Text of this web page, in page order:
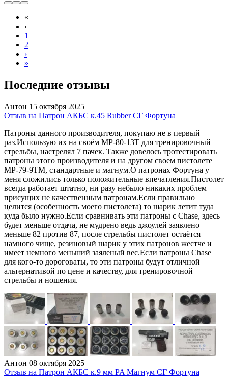
«
‹
1
2
›
»
Последние отзывы
Антон 15 октября 2025
Отзыв на Патрон АКБС к.45 Rubber СГ Фортуна
Патроны данного производителя, покупаю не в первый
раз.Использую их на своём МР-80-13Т для тренировочный
стрельбы, настрелял 7 пачек. Также довелось тротестировать
патроны этого производителя и на другом своем пистолете
МР-79-9ТМ, стандартные и магнум.О патронах Фортуна у
меня сложились только положительные впечатления.Пистолет
всегда работает штатно, ни разу небыло никаких проблем
присущих не качественным патронам.Если правильно
целится (особенность моего пистолета) то шарик летит туда
куда было нужно.Если сравнивать эти патроны с Chase, здесь
будет меньше отдача, не мудрено ведь джоулей заявлено
меньше 82 против 87, после стрельбы пистолет остаётся
намного чище, резиновый шарик у этих патронов жестче и
имеет немного меньший заяленый вес.Если патроны Chase
для кого-то дороговаты, то эти патроны будут отличной
альтернативой по цене и качеству, для тренировочной
стрельбы и ношения.
Антон 08 октября 2025
Отзыв на Патрон АКБС к.9 мм PA Магнум СГ Фортуна